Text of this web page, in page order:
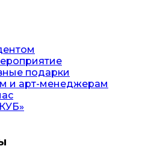
подарки
и арт-менеджерам